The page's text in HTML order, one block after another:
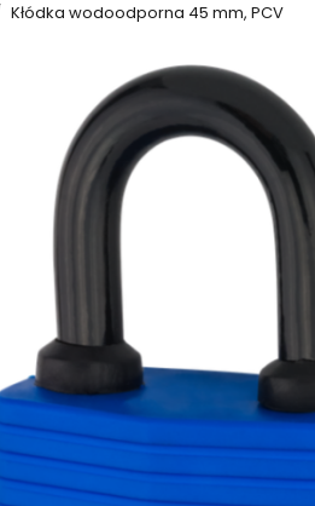
Kłódka wodoodporna 45 mm, PCV